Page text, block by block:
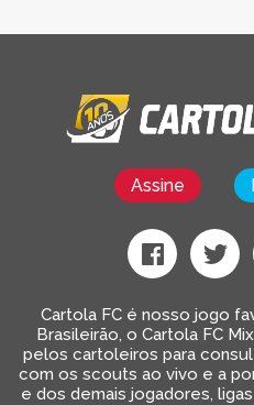
Assine
Cartola FC é nosso jogo
Brasileirão, o Cartola FC
pelos cartoleiros para
com os scouts ao vivo e a
e dos demais jogadores,